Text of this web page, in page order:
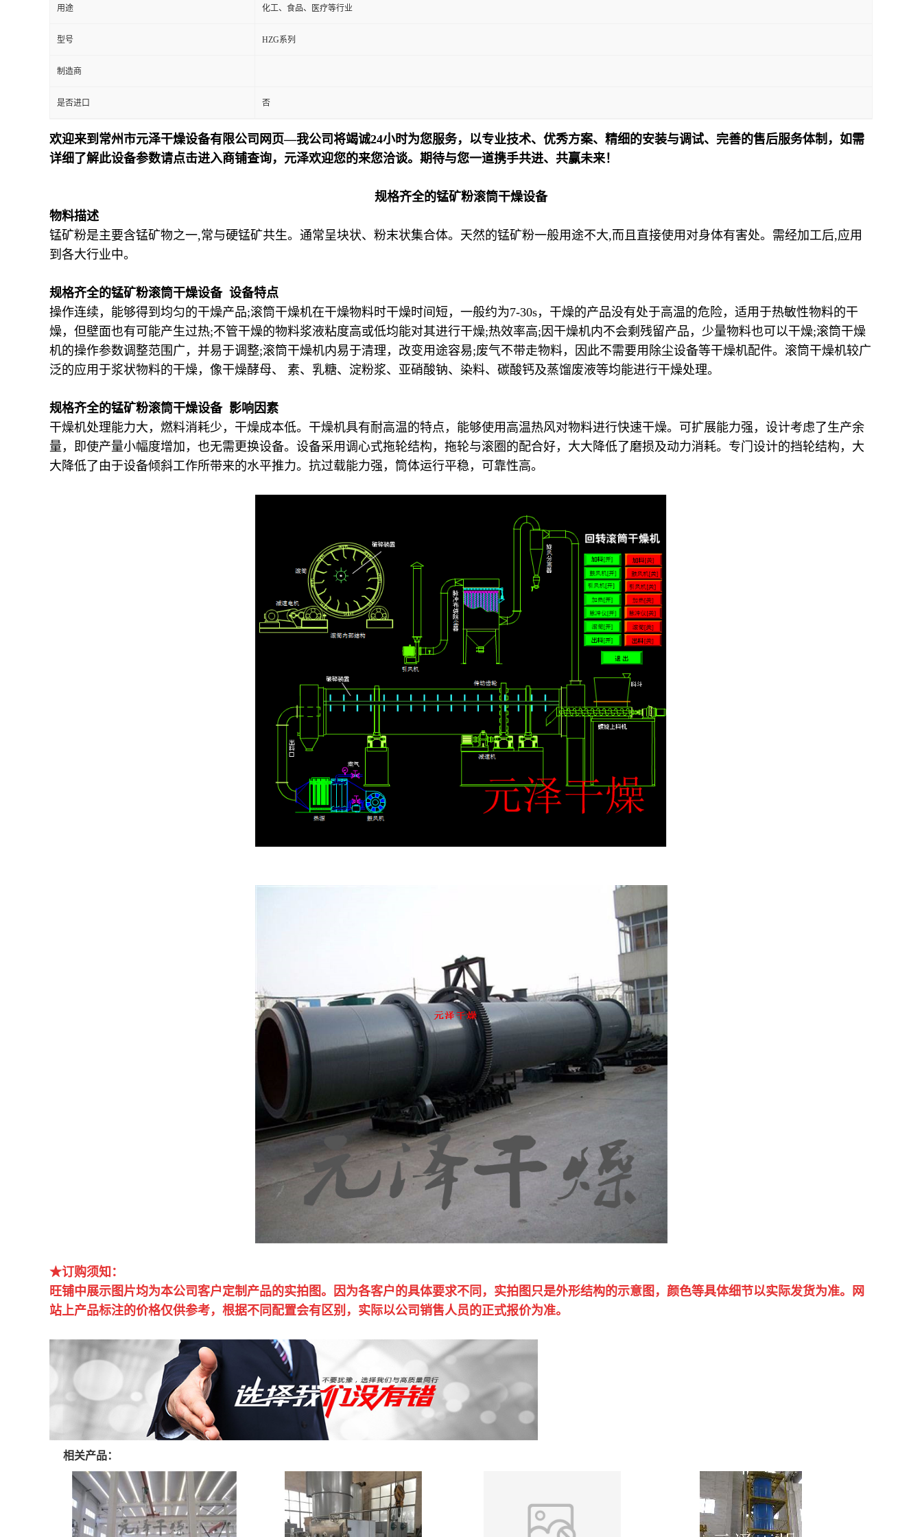
用途 化工、食品、医疗等行业
型号 HZG系列
制造商
是否进口 否
欢迎来到常州市元泽干燥设备有限公司网页—我公司将竭诚24小时为您服务，以专业技术、优秀方案、精细的安装与调试、完善的售后服务体制，如需
详细了解此设备参数请点击进入商铺查询，元泽欢迎您的来您洽谈。期待与您一道携手共进、共赢未来！
规格齐全的锰矿粉滚筒干燥设备
物料描述
锰矿粉是主要含锰矿物之一,常与硬锰矿共生。通常呈块状、粉末状集合体。天然的锰矿粉一般用途不大,而且直接使用对身体有害处。需经加工后,应用
到各大行业中。
规格齐全的锰矿粉滚筒干燥设备 设备特点
操作连续，能够得到均匀的干燥产品;滚筒干燥机在干燥物料时干燥时间短，一般约为7-30s，干燥的产品没有处于高温的危险，适用于热敏性物料的干
燥，但壁面也有可能产生过热;不管干燥的物料浆液粘度高或低均能对其进行干燥;热效率高;因干燥机内不会剩残留产品，少量物料也可以干燥;滚筒干燥
机的操作参数调整范围广，并易于调整;滚筒干燥机内易于清理，改变用途容易;废气不带走物料，因此不需要用除尘设备等干燥机配件。滚筒干燥机较广
泛的应用于浆状物料的干燥，像干燥酵母、 素、乳糖、淀粉浆、亚硝酸钠、染料、碳酸钙及蒸馏废液等均能进行干燥处理。
规格齐全的锰矿粉滚筒干燥设备 影响因素
干燥机处理能力大，燃料消耗少，干燥成本低。干燥机具有耐高温的特点，能够使用高温热风对物料进行快速干燥。可扩展能力强，设计考虑了生产余
量，即使产量小幅度增加，也无需更换设备。设备采用调心式拖轮结构，拖轮与滚圈的配合好，大大降低了磨损及动力消耗。专门设计的挡轮结构，大
大降低了由于设备倾斜工作所带来的水平推力。抗过载能力强，筒体运行平稳，可靠性高。
★订购须知：
旺铺中展示图片均为本公司客户定制产品的实拍图。因为各客户的具体要求不同，实拍图只是外形结构的示意图，颜色等具体细节以实际发货为准。网
站上产品标注的价格仅供参考，根据不同配置会有区别，实际以公司销售人员的正式报价为准。
相关产品：